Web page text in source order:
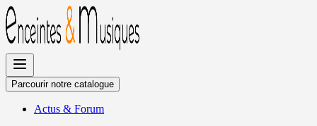
Allez
au
contenu
Parcourir notre catalogue
Actus & Forum